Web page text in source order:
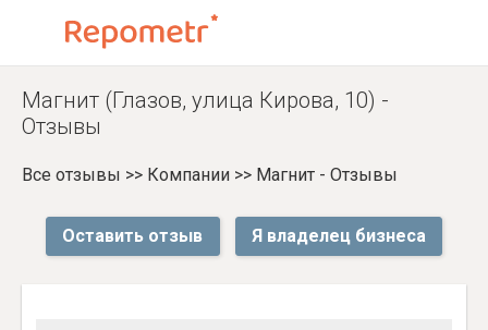
Магнит (Глазов, улица Кирова, 10) -
Отзывы
Все отзывы >> Компании >> Магнит - Отзывы
Оставить отзыв Я владелец бизнеса